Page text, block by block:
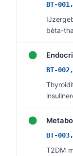
BT-
bèta-
●
BT-
●
BT-
T2DM
Esperanto
Frysk
Ślōnskŏ
Norsk